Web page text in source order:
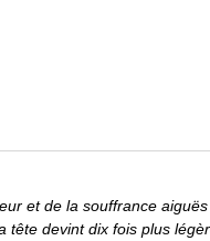
et de la souffrance
devint dix fois plus